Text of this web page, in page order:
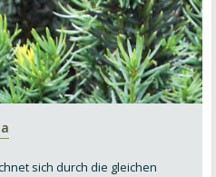
sich durch die gleichen